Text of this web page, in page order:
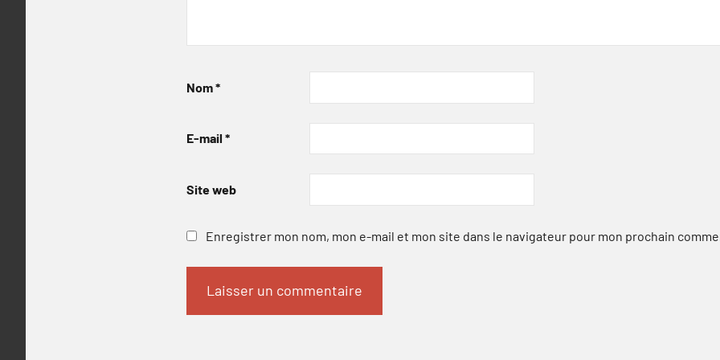
Nom*
E-mail *
Site web
Enregistrer mon nom, mon e-mail et mon site dans le navigateur pour mon prochain